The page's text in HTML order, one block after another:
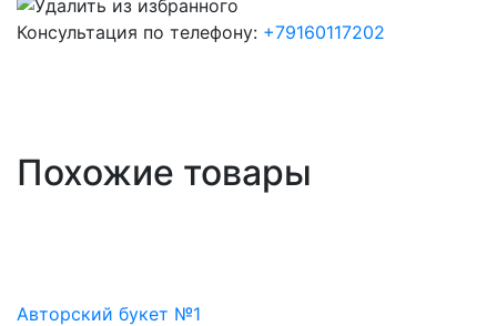
Консультация по телефону: +79160117202
Похожие товары
Авторский букет №1